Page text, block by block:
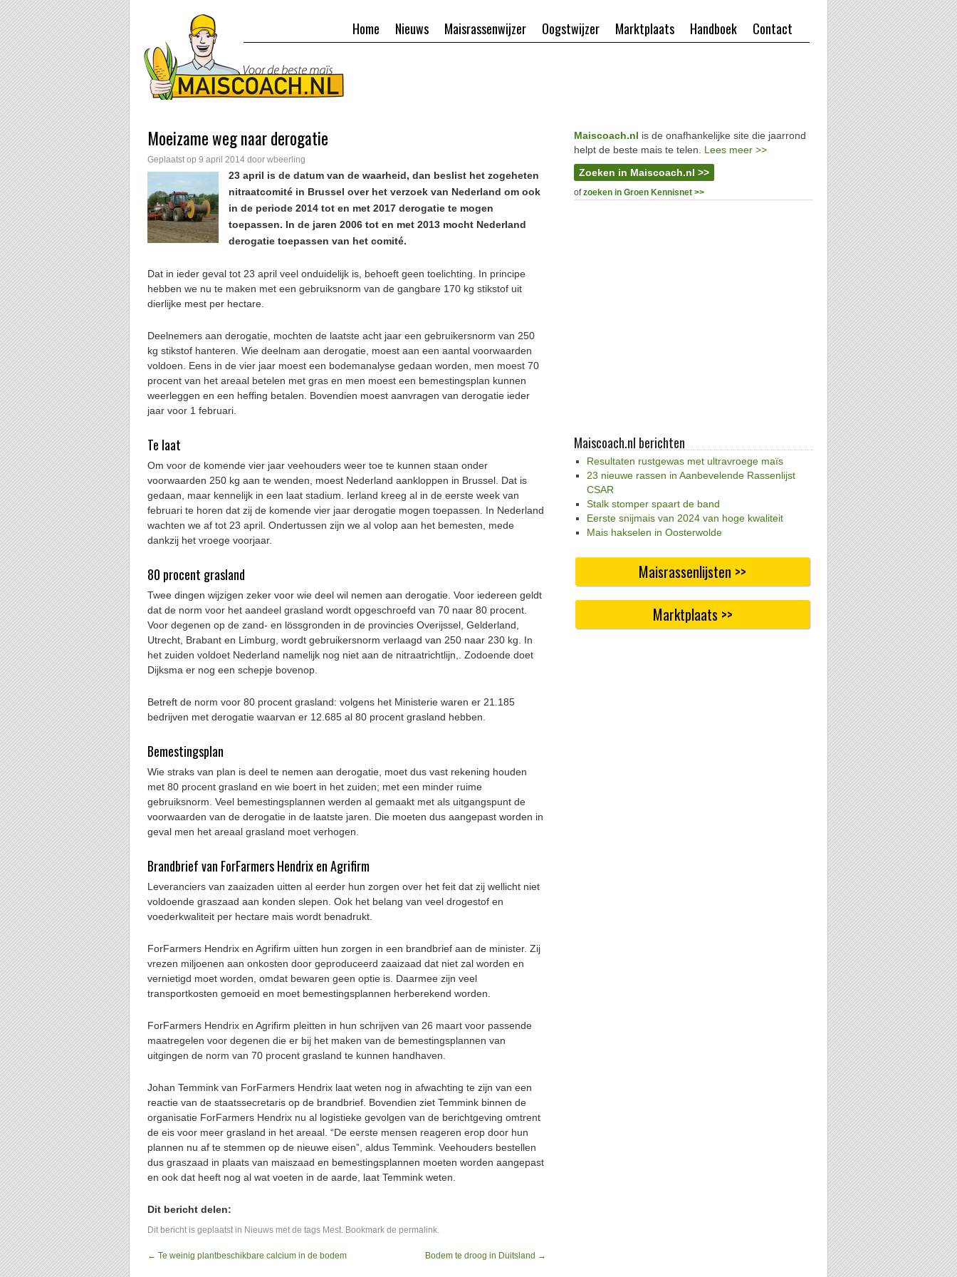
Contact
Handboek
Marktplaats
Oogstwijzer
Maisrassenwijzer
Nieuws
Home
Moeizame weg naar derogatie
Geplaatst op 9 april 2014 door wbeerling
23 april is de datum van de waarheid, dan beslist het zogeheten
nitraatcomité in Brussel over het verzoek van Nederland om ook
in de periode 2014 tot en met 2017 derogatie te mogen
toepassen. In de jaren 2006 tot en met 2013 mocht Nederland
derogatie toepassen van het comité.
Dat in ieder geval tot 23 april veel onduidelijk is, behoeft geen toelichting. In principe
hebben we nu te maken met een gebruiksnorm van de gangbare 170 kg stikstof uit
dierlijke mest per hectare.
Deelnemers aan derogatie, mochten de laatste acht jaar een gebruikersnorm van 250
kg stikstof hanteren. Wie deelnam aan derogatie, moest aan een aantal voorwaarden
voldoen. Eens in de vier jaar moest een bodemanalyse gedaan worden, men moest 70
procent van het areaal betelen met gras en men moest een bemestingsplan kunnen
weerleggen en een heffing betalen. Bovendien moest aanvragen van derogatie ieder
jaar voor 1 februari.
Te laat
Om voor de komende vier jaar veehouders weer toe te kunnen staan onder
voorwaarden 250 kg aan te wenden, moest Nederland aankloppen in Brussel. Dat is
gedaan, maar kennelijk in een laat stadium. Ierland kreeg al in de eerste week van
februari te horen dat zij de komende vier jaar derogatie mogen toepassen. In Nederland
wachten we af tot 23 april. Ondertussen zijn we al volop aan het bemesten, mede
dankzij het vroege voorjaar.
80 procent grasland
Twee dingen wijzigen zeker voor wie deel wil nemen aan derogatie. Voor iedereen geldt
dat de norm voor het aandeel grasland wordt opgeschroefd van 70 naar 80 procent.
Voor degenen op de zand- en lössgronden in de provincies Overijssel, Gelderland,
Utrecht, Brabant en Limburg, wordt gebruikersnorm verlaagd van 250 naar 230 kg. In
het zuiden voldoet Nederland namelijk nog niet aan de nitraatrichtlijn,. Zodoende doet
Dijksma er nog een schepje bovenop.
Betreft de norm voor 80 procent grasland: volgens het Ministerie waren er 21.185
bedrijven met derogatie waarvan er 12.685 al 80 procent grasland hebben.
Bemestingsplan
Wie straks van plan is deel te nemen aan derogatie, moet dus vast rekening houden
met 80 procent grasland en wie boert in het zuiden; met een minder ruime
gebruiksnorm. Veel bemestingsplannen werden al gemaakt met als uitgangspunt de
voorwaarden van de derogatie in de laatste jaren. Die moeten dus aangepast worden in
geval men het areaal grasland moet verhogen.
Brandbrief van ForFarmers Hendrix en Agrifirm
Leveranciers van zaaizaden uitten al eerder hun zorgen over het feit dat zij wellicht niet
voldoende graszaad aan konden slepen. Ook het belang van veel drogestof en
voederkwaliteit per hectare mais wordt benadrukt.
ForFarmers Hendrix en Agrifirm uitten hun zorgen in een brandbrief aan de minister. Zij
vrezen miljoenen aan onkosten door geproduceerd zaaizaad dat niet zal worden en
vernietigd moet worden, omdat bewaren geen optie is. Daarmee zijn veel
transportkosten gemoeid en moet bemestingsplannen herberekend worden.
ForFarmers Hendrix en Agrifirm pleitten in hun schrijven van 26 maart voor passende
maatregelen voor degenen die er bij het maken van de bemestingsplannen van
uitgingen de norm van 70 procent grasland te kunnen handhaven.
Johan Temmink van ForFarmers Hendrix laat weten nog in afwachting te zijn van een
reactie van de staatssecretaris op de brandbrief. Bovendien ziet Temmink binnen de
organisatie ForFarmers Hendrix nu al logistieke gevolgen van de berichtgeving omtrent
de eis voor meer grasland in het areaal. “De eerste mensen reageren erop door hun
plannen nu af te stemmen op de nieuwe eisen”, aldus Temmink. Veehouders bestellen
dus graszaad in plaats van maiszaad en bemestingsplannen moeten worden aangepast
en ook dat heeft nog al wat voeten in de aarde, laat Temmink weten.
Dit bericht delen:
Dit bericht is geplaatst in Nieuws met de tags Mest. Bookmark de permalink.
← Te weinig plantbeschikbare calcium in de bodem Bodem te droog in Duitsland →
Maiscoach.nl is de onafhankelijke site die jaarrond
helpt de beste mais te telen. Lees meer >>
Zoeken in Maiscoach.nl >>
ofzoeken in Groen Kennisnet >>
Maiscoach.nl berichten
Resultaten rustgewas met ultravroege maïs
23 nieuwe rassen in Aanbevelende Rassenlijst
CSAR
Stalk stomper spaart de band
Eerste snijmais van 2024 van hoge kwaliteit
Mais hakselen in Oosterwolde
Maisrassenlijsten >>
Marktplaats >>